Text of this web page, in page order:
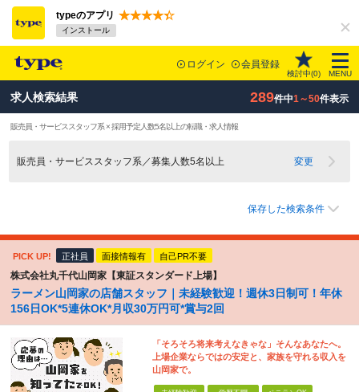
typeのアプリ
インストール
ログイン 会員登録
検討中(0) MENU
求人検索結果 289件中1～50件表示
販売員・サービススタッフ系 × 採用予定人数5名以上の転職・求人情報
販売員・サービススタッフ系／募集人数5名以上 変更
保存した検索条件
PICK UP! 正社員 面接情報有 自己PR不要
株式会社丸千代山岡家【東証スタンダード上場】
ラーメン山岡家の店舗スタッフ｜未経験歓迎！週休3日制可！年休
156日OK*5連休OK*月収30万円可*賞与2回
「そろそろ将来考えなきゃな」そんなあなたへ。
上場企業ならではの安定と、家族を守れる収入を
山岡家で。